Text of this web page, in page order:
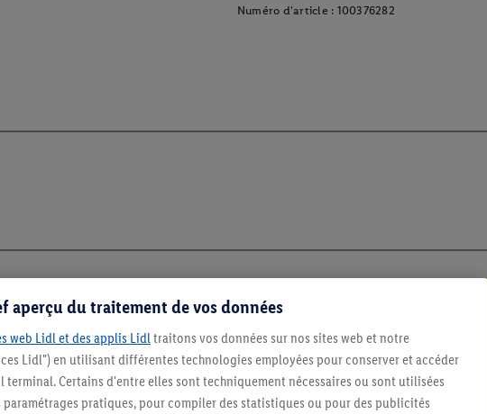
Numéro d'article : 100376282
Restez au courant
Abonnez-vous à la newsletter
S'abonner
aperçu du traitement de vos données
web Lidl et des applis Lidltraitons vos données sur nos sites web et notre
Lidl") en utilisant différentes technologies employées pour conserver et accéder
Certains d'entre elles sont techniquement nécessaires ou sont utilisées
pratiques, pour compiler des statistiques ou pour des publicités